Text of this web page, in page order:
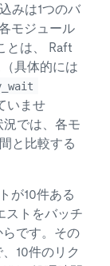
みは1つのバ
モジュール
とは、 Raft
具体的には
いませ
況では、各モ
と比較する
が10件ある
ストをバッチ
です。その
10件のリク